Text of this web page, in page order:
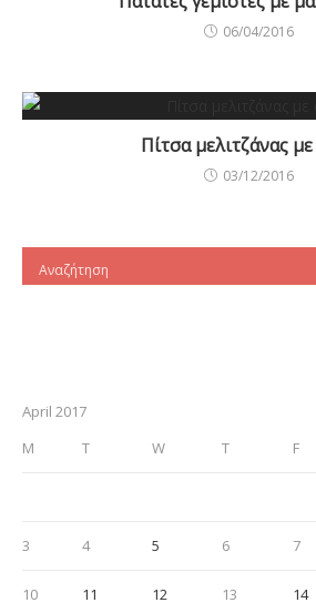
06/04/2016
Πίτσα μελιτζάνας
03/12/2016
April 2017
M
T W T F
3 4 5 6 7
10 11 12 13 14